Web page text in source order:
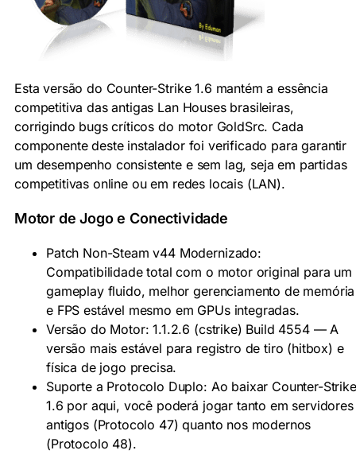
Esta versão do Counter-Strike 1.6 mantém a essência
competitiva das antigas Lan Houses brasileiras,
corrigindo bugs críticos do motor GoldSrc. Cada
componente deste instalador foi verificado para garantir
um desempenho consistente e sem lag, seja em partidas
competitivas online ou em redes locais (LAN).
Motor de Jogo e Conectividade
Patch Non-Steam v44 Modernizado:
Compatibilidade total com o motor original para um
gameplay fluido, melhor gerenciamento de memória
e FPS estável mesmo em GPUs integradas.
Versão do Motor: 1.1.2.6 (cstrike) Build 4554 — A
versão mais estável para registro de tiro (hitbox) e
física de jogo precisa.
Suporte a Protocolo Duplo: Ao baixar Counter-Strike
1.6 por aqui, você poderá jogar tanto em servidores
antigos (Protocolo 47) quanto nos modernos
(Protocolo 48).